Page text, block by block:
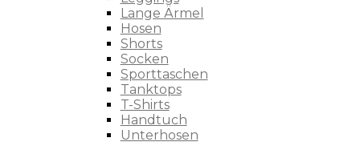
Lange Ärmel
Hosen
Shorts
Socken
Sporttaschen
Tanktops
T-Shirts
Handtuch
Unterhosen